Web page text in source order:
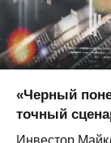
«Черный
точный
Инвестор